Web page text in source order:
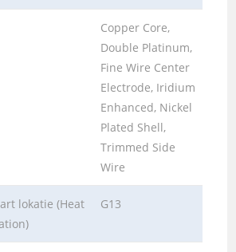
Copper Core,
Double Platinum,
Fine Wire Center
Electrode, Iridium
Enhanced, Nickel
Plated Shell,
Trimmed Side
Wire
lokatie (Heat
G13